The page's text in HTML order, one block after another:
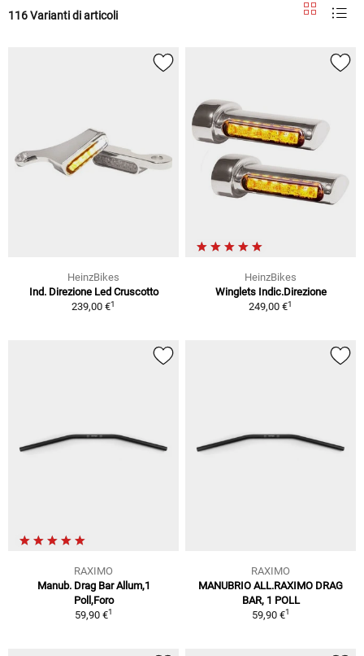
116 Varianti di articoli
HeinzBikes
Ind. Direzione Led Cruscotto
239,00 €1
HeinzBikes
Winglets Indic.Direzione
249,00 €1
RAXIMO
Manub. Drag Bar Allum,1
Poll,Foro
59,90 €1
RAXIMO
MANUBRIO ALL.RAXIMO DRAG
BAR, 1 POLL
59,90 €1